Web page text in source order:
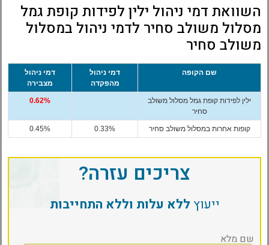
השוואת דמי ניהול ילין לפידות קופת גמל
מסלול משולב סחיר לדמי ניהול במסלול
משולב סחיר
שם הקופה
דמי ניהול
מהפקדה
דמי ניהול
מצבירה
ילין לפידות קופת גמל מסלול משולב
סחיר
0.62%
קופות אחרות במסלול משולב סחיר 0.33%
0.45%
צריכים עזרה?
ייעוץללא עלות וללא התחייבות
שם מלא